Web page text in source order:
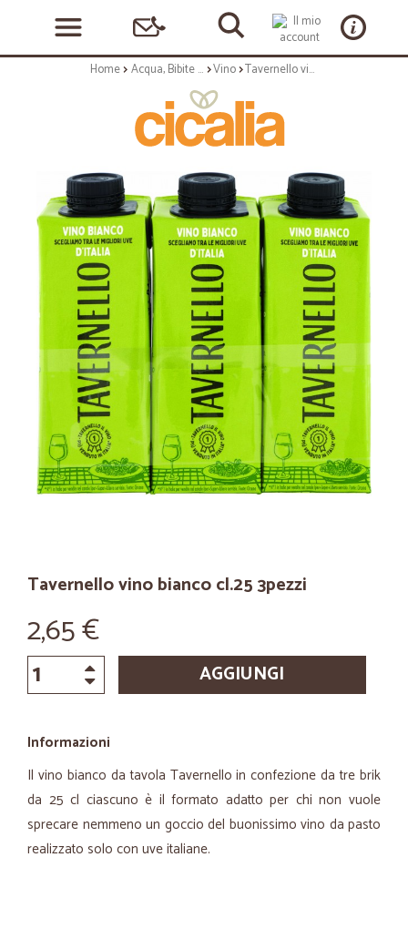
Home Acqua, Bibite e Alcolici Vino Tavernello vino bianco cl.25 3pezzi
Tavernello vino bianco cl.25 3pezzi
2,65 €
AGGIUNGI
Informazioni
Il vino bianco da tavola Tavernello in confezione da tre brik
da 25 cl ciascuno è il formato adatto per chi non vuole
sprecare nemmeno un goccio del buonissimo vino da pasto
realizzato solo con uve italiane.